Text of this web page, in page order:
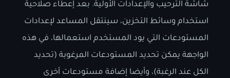
شاشة الترحيب والإعدادات الأولية. بعد إعطاء صلاحية
استخدام وسائط التخزين، سينتقل المساعد لإعدادات
المستودعات التي يود المستخدم استعمالها، في هذه
الواجهة يمكن تحديد المستودعات المرغوبة (تحديد
الكل عند الرغبة)، وأيضا إضافة مستودعات أخرى